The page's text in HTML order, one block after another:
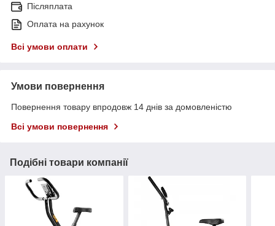
Післяплата
Оплата на рахунок
Всі умови оплати
Умови повернення
Повернення товару впродовж 14 днів за домовленістю
Всі умови повернення
Подібні товари компанії